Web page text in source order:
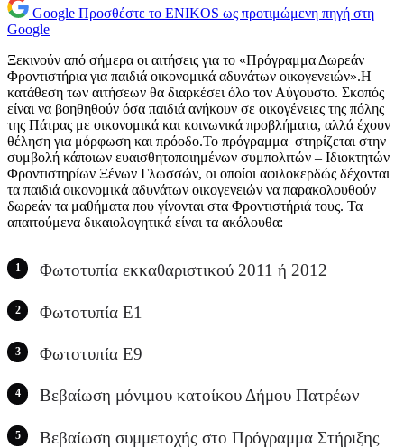
Google Προσθέστε το ENIKOS ως προτιμώμενη πηγή στη
Google
Ξεκινούν από σήμερα οι αιτήσεις για το «Πρόγραμμα Δωρεάν
Φροντιστήρια για παιδιά οικονομικά αδυνάτων οικογενειών».Η
κατάθεση των αιτήσεων θα διαρκέσει όλο τον Αύγουστο. Σκοπός
είναι να βοηθηθούν όσα παιδιά ανήκουν σε οικογένειες της πόλης
της Πάτρας με οικονομικά και κοινωνικά προβλήματα, αλλά έχουν
θέληση για μόρφωση και πρόοδο.Το πρόγραμμα στηρίζεται στην
συμβολή κάποιων ευαισθητοποιημένων συμπολιτών – Ιδιοκτητών
Φροντιστηρίων Ξένων Γλωσσών, οι οποίοι αφιλοκερδώς δέχονται
τα παιδιά οικονομικά αδυνάτων οικογενειών να παρακολουθούν
δωρεάν τα μαθήματα που γίνονται στα Φροντιστήριά τους. Τα
απαιτούμενα δικαιολογητικά είναι τα ακόλουθα:
Φωτοτυπία εκκαθαριστικού 2011 ή 2012
Φωτοτυπία Ε1
Φωτοτυπία Ε9
Βεβαίωση μόνιμου κατοίκου Δήμου Πατρέων
Βεβαίωση συμμετοχής στο Πρόγραμμα Στήριξης